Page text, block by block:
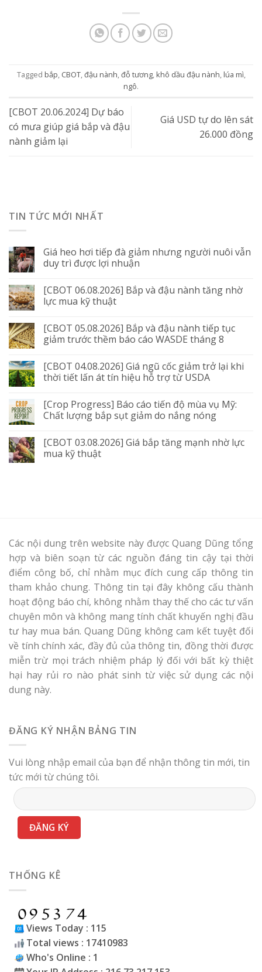
Tagged bắp, CBOT,đậu nành,đỗ tương, khô dầu đậu nành, lúa mì,
ngô.
[CBOT 20.06.2024] Dự báo
có mưa giúp giá bắp và đậu
nành giảm lại
Giá USD tự do lên sát
26.000 đồng
TIN TỨC MỚI NHẤT
Giá heo hơi tiếp đà giảm nhưng người nuôi vẫn
duy trì được lợi nhuận
[CBOT 06.08.2026] Bắp và đậu nành tăng nhờ
lực mua kỹ thuật
[CBOT 05.08.2026] Bắp và đậu nành tiếp tục
giảm trước thềm báo cáo WASDE tháng 8
[CBOT 04.08.2026] Giá ngũ cốc giảm trở lại khi
thời tiết lấn át tín hiệu hỗ trợ từ USDA
[Crop Progress] Báo cáo tiến độ mùa vụ Mỹ:
Chất lượng bắp sụt giảm do nắng nóng
[CBOT 03.08.2026] Giá bắp tăng mạnh nhờ lực
mua kỹ thuật
Các nội dung trên website này được Quang Dũng tổng
hợp và biên soạn từ các nguồn đáng tin cậy tại thời
điểm công bố, chỉ nhằm mục đích cung cấp thông tin
tham khảo chung. Thông tin tại đây không cấu thành
hoạt động báo chí, không nhằm thay thế cho các tư vấn
chuyên môn và không mang tính chất khuyến nghị đầu
tư hay mua bán. Quang Dũng không cam kết tuyệt đối
về tính chính xác, đầy đủ của thông tin, đồng thời được
miễn trừ mọi trách nhiệm pháp lý đối với bất kỳ thiệt
hại hay rủi ro nào phát sinh từ việc sử dụng các nội
dung này.
ĐĂNG KÝ NHẬN BẢNG TIN
Vui lòng nhập email của bạn để nhận thông tin mới, tin
tức mới từ chúng tôi.
THỐNG KÊ
Views Today : 115
Total views : 17410983
Who's Online : 1